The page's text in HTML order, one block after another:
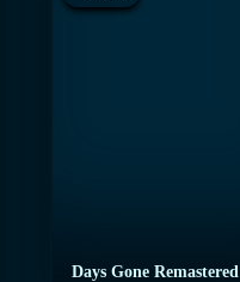
Days Gone Remastered